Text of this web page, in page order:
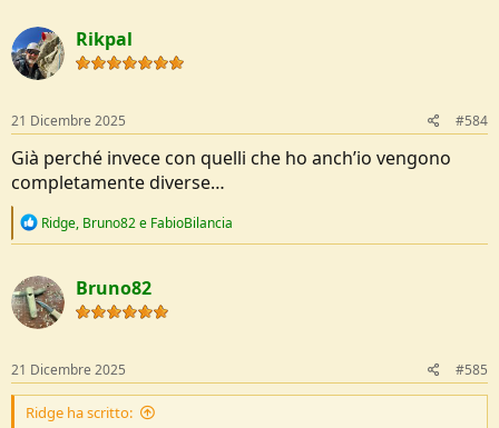
c
t
i
o
s
:
Rikpal
21 Dicembre 2025 #584
Già perché invece con quelli che ho anch’io vengono
completamente diverse…
R
c
t
i
o
s
:
Ridge, Bruno82e FabioBilancia
Bruno82
21 Dicembre 2025 #585
Ridge ha scritto: